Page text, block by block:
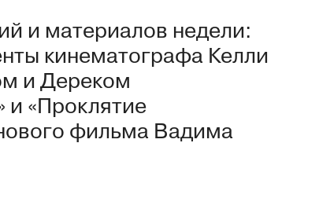
и материалов недели:
кинематографа Келли
и Дереком
«Проклятие
фильма Вадима